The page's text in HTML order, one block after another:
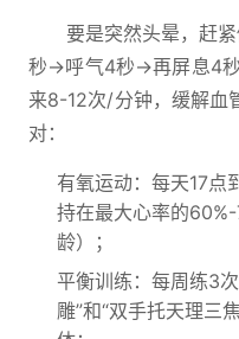
要是突然头晕，赶
秒→呼气4秒→再屏息4
来8-12次/分钟，缓解血
对：
有氧运动：每天17点
持在最大心率的
龄）；
平衡训练：每周练3
雕”和“双手托天理三